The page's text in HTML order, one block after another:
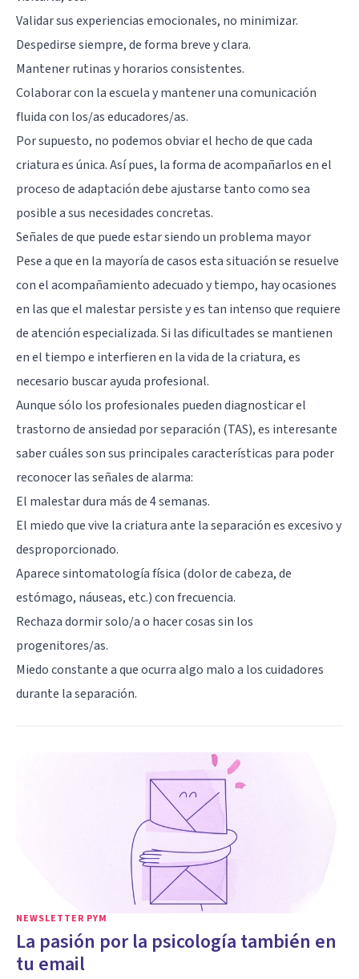
Validar sus experiencias emocionales, no minimizar.
Despedirse siempre, de forma breve y clara.
Mantener rutinas y horarios consistentes.
Colaborar con la escuela y mantener una comunicación
fluida con los/as educadores/as.
Por supuesto, no podemos obviar el hecho de que cada
criatura es única. Así pues, la forma de acompañarlos en el
proceso de adaptación debe ajustarse tanto como sea
posible a sus necesidades concretas.
Señales de que puede estar siendo un problema mayor
Pese a que en la mayoría de casos esta situación se resuelve
con el acompañamiento adecuado y tiempo, hay ocasiones
en las que el malestar persiste y es tan intenso que requiere
de atención especializada. Si las dificultades se mantienen
en el tiempo e interfieren en la vida de la criatura, es
necesario buscar ayuda profesional.
Aunque sólo los profesionales pueden diagnosticar el
trastorno de ansiedad por separación (TAS), es interesante
saber cuáles son sus principales características para poder
reconocer las señales de alarma:
El malestar dura más de 4 semanas.
El miedo que vive la criatura ante la separación es excesivo y
desproporcionado.
Aparece sintomatología física (dolor de cabeza, de
estómago, náuseas, etc.) con frecuencia.
Rechaza dormir solo/a o hacer cosas sin los
progenitores/as.
Miedo constante a que ocurra algo malo a los cuidadores
durante la separación.
NEWSLETTER PYM
La pasión por la psicología también en
tu email